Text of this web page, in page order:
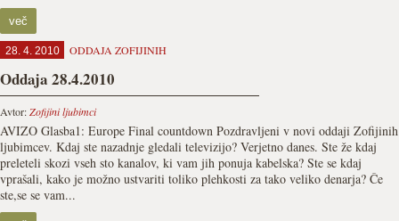
več
28. 4. 2010 ODDAJA ZOFIJINIH
Oddaja 28.4.2010
Avtor:Zofijini ljubimci
AVIZO Glasba1: Europe Final countdown Pozdravljeni v novi oddaji Zofijinih
ljubimcev. Kdaj ste nazadnje gledali televizijo? Verjetno danes. Ste že kdaj
preleteli skozi vseh sto kanalov, ki vam jih ponuja kabelska? Ste se kdaj
vprašali, kako je možno ustvariti toliko plehkosti za tako veliko denarja? Če
ste,se se vam...